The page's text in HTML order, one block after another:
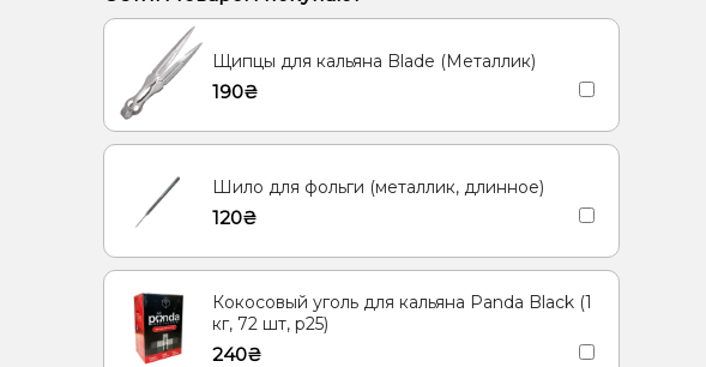
Лайм, Лимон, Мята
Ананас, Кокос, Ром
Лимонад, Огурец
Грейпфрут, Малина, Лимонад
Тирамису
Щипцы для кальяна Blade (Металлик)
190₴
Шило для фольги (металлик, длинное)
120₴
Кокосовый уголь для кальяна Panda Black (1
кг, 72 шт, р25)
240₴